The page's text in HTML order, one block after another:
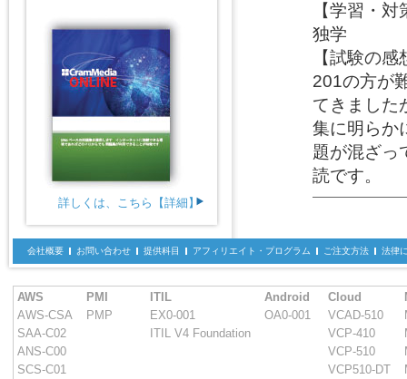
詳しくは、こちら【詳細】
【学習・
独学
【試験の感
201の方が
てきました
集に明らか
題が混ざっ
読です。
会社概要 お問い合わせ 提供科目 アフィリエイト・プログラム ご注文方法 法律
AWS
AWS-CSA
SAA-C02
ANS-C00
SCS-C01
PMI
PMP
ITIL
EX0-001
ITIL V4 Foundation
Android
OA0-001
Cloud
VCAD-510
VCP-410
VCP-510
VCP510-DT